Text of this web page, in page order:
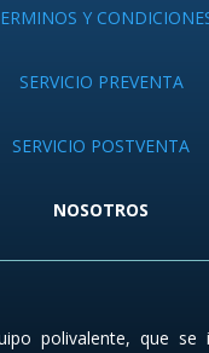
Y
SERVICIO PREVENTA
SERVICIO POSTVENTA
NOSOTROS
polivalente, que se